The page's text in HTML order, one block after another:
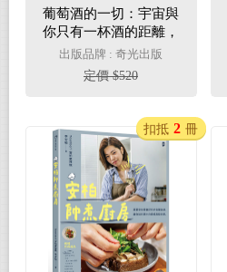
葡萄酒的一切：宇宙與
你只有一杯酒的距離，
從必備知識到餐酒搭
配，完全解析葡萄酒的
風味祕密
出版品牌 : 奇光出版
定價 $520
扣抵 2 冊